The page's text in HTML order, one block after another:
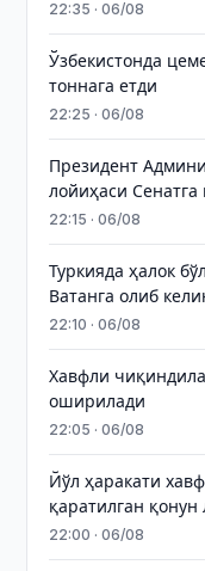
22:35 · 06/08
Ўзбекистонда
тоннага етди
22:25 · 06/08
Президент
лойиҳаси
22:15 · 06/08
Туркияда ҳалок
Ватанга олиб
22:10 · 06/08
Хавфли
оширилади
22:05 · 06/08
Йўл ҳаракати
қаратилган
22:00 · 06/08